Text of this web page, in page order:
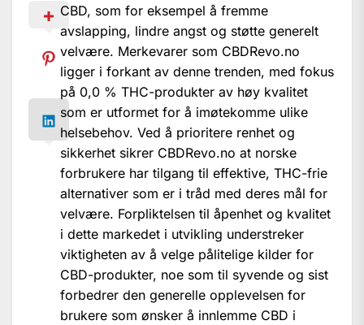
CBD, som for eksempel å fremme
avslapping, lindre angst og støtte generelt
velvære. Merkevarer som CBDRevo.no
ligger i forkant av denne trenden, med fokus
på 0,0 % THC-produkter av høy kvalitet
som er utformet for å imøtekomme ulike
helsebehov. Ved å prioritere renhet og
sikkerhet sikrer CBDRevo.no at norske
forbrukere har tilgang til effektive, THC-frie
alternativer som er i tråd med deres mål for
velvære. Forpliktelsen til åpenhet og kvalitet
i dette markedet i utvikling understreker
viktigheten av å velge pålitelige kilder for
CBD-produkter, noe som til syvende og sist
forbedrer den generelle opplevelsen for
brukere som ønsker å innlemme CBD i